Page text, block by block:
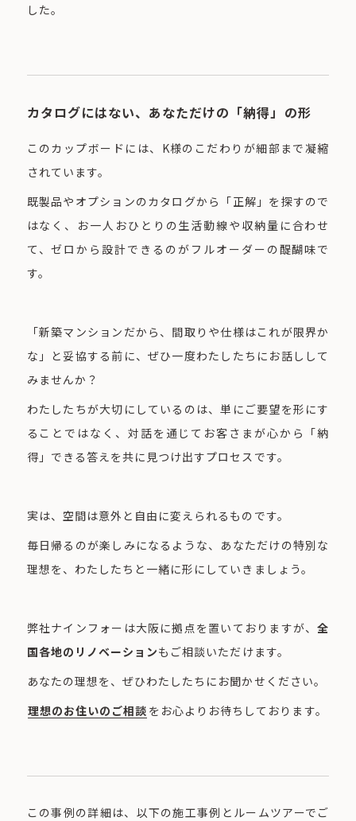
した。
カタログにはない、あなただけの「納得」の形
このカップボードには、K様のこだわりが細部まで凝縮
されています。
既製品やオプションのカタログから「正解」を探すので
はなく、お一人おひとりの生活動線や収納量に合わせ
て、ゼロから設計できるのがフルオーダーの醍醐味で
す。
「新築マンションだから、間取りや仕様はこれが限界か
な」と妥協する前に、ぜひ一度わたしたちにお話しして
みませんか？
わたしたちが大切にしているのは、単にご要望を形にす
ることではなく、対話を通じてお客さまが心から「納
得」できる答えを共に見つけ出すプロセスです。
実は、空間は意外と自由に変えられるものです。
毎日帰るのが楽しみになるような、あなただけの特別な
理想を、わたしたちと一緒に形にしていきましょう。
弊社ナインフォーは大阪に拠点を置いておりますが、全
国各地のリノベーションもご相談いただけます。
あなたの理想を、ぜひわたしたちにお聞かせください。
理想のお住いのご相談 をお心よりお待ちしております。
この事例の詳細は、以下の施工事例とルームツアーでご